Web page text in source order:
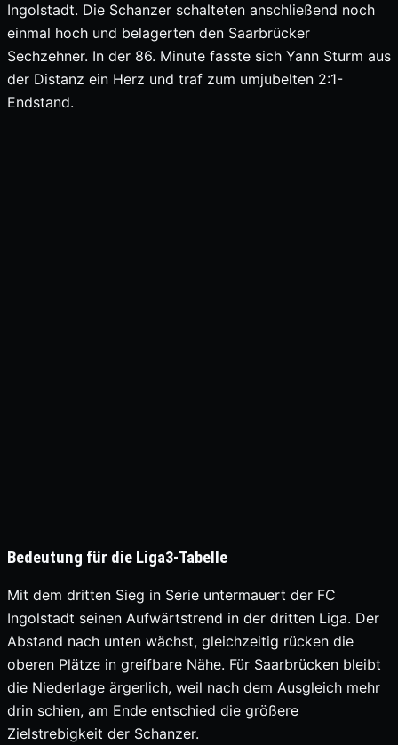
Ingolstadt. Die Schanzer schalteten anschließend noch
einmal hoch und belagerten den Saarbrücker
Sechzehner. In der 86. Minute fasste sich Yann Sturm aus
der Distanz ein Herz und traf zum umjubelten 2:1-
Endstand.
Bedeutung für die Liga3-Tabelle
Mit dem dritten Sieg in Serie untermauert der FC
Ingolstadt seinen Aufwärtstrend in der dritten Liga. Der
Abstand nach unten wächst, gleichzeitig rücken die
oberen Plätze in greifbare Nähe. Für Saarbrücken bleibt
die Niederlage ärgerlich, weil nach dem Ausgleich mehr
drin schien, am Ende entschied die größere
Zielstrebigkeit der Schanzer.